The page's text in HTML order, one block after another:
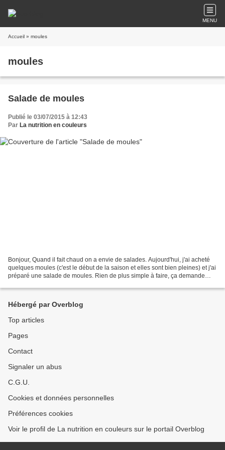
MENU
Accueil » moules
moules
Salade de moules
Publié le 03/07/2015 à 12:43
Par La nutrition en couleurs
Bonjour, Quand il fait chaud on a envie de salades. Aujourd'hui, j'ai acheté
quelques moules (c'est le début de la saison et elles sont bien pleines) et j'ai
préparé une salade de moules. Rien de plus simple à faire, ça demande
Hébergé par Overblog
Top articles
Pages
Contact
Signaler un abus
C.G.U.
Cookies et données personnelles
Préférences cookies
Voir le profil de La nutrition en couleurs sur le portail Overblog